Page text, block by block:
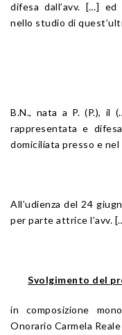
difesa dall’avv. […]
nello studio di
B.N., nata a P. (P.), il
rappresentata e
domiciliata presso e
All’udienza del 24
per parte attrice l’avv.
Svolgimento del
in composizione
Onorario Carmela Reale